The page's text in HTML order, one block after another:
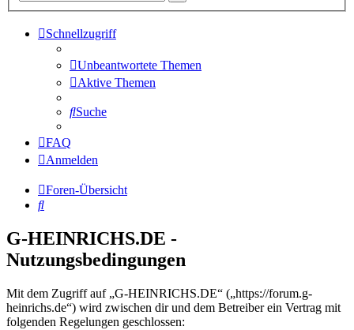
Schnellzugriff
Unbeantwortete Themen
Aktive Themen
Suche
FAQ
Anmelden
Foren-Übersicht
Suche
G-HEINRICHS.DE -
Nutzungsbedingungen
Mit dem Zugriff auf „G-HEINRICHS.DE“ („https://forum.g-
heinrichs.de“) wird zwischen dir und dem Betreiber ein Vertrag mit
folgenden Regelungen geschlossen: